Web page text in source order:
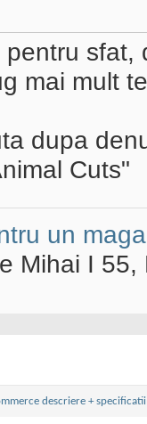
mai mult
dupa
Cuts"
un
Mihai I
descriere +